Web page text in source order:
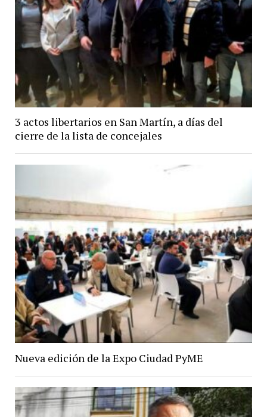
3 actos libertarios en San Martín, a días del
cierre de la lista de concejales
Nueva edición de la Expo Ciudad PyME